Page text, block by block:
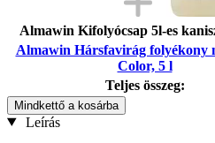
Almawin Kifolyócsap 5l-es
Almawin Hársfavirág folyékony
Color, 5 l
Teljes összeg:
Mindkettő a kosárba
Leírás